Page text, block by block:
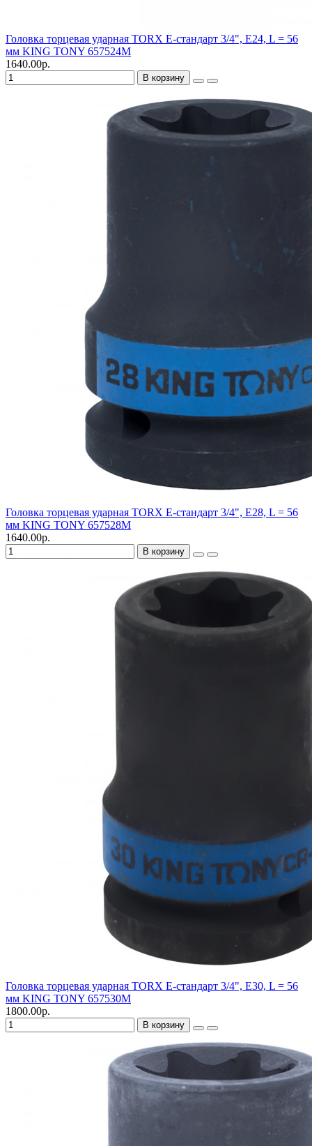
Головка торцевая ударная TORX Е-стандарт 3/4", E24, L = 56
мм KING TONY 657524M
1640.00р.
В корзину
Головка торцевая ударная TORX Е-стандарт 3/4", E28, L = 56
мм KING TONY 657528M
1640.00р.
В корзину
Головка торцевая ударная TORX Е-стандарт 3/4", E30, L = 56
мм KING TONY 657530M
1800.00р.
В корзину